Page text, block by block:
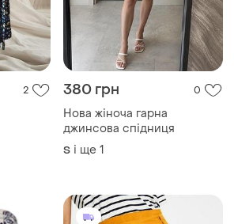
2 380 грн 0
Нова жіноча гарна
джинсова спідниця
S і ще 1